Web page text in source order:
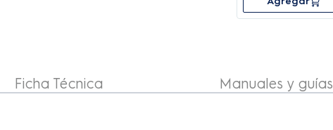
Ficha Técnica Manuales y guías